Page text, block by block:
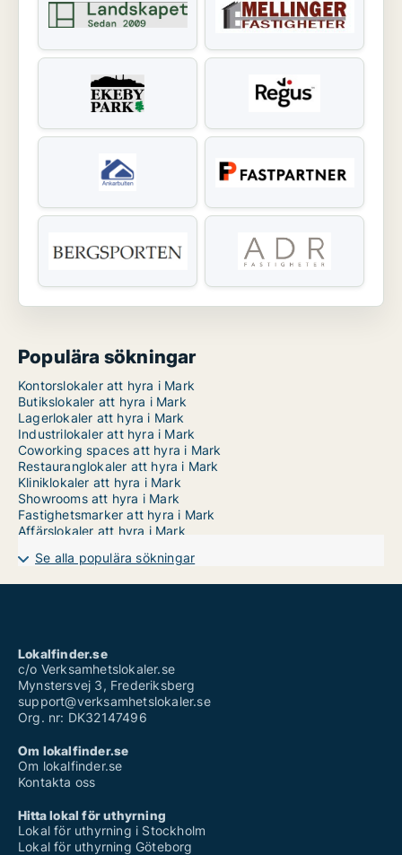
Populära sökningar
Kontorslokaler att hyra i Mark
Butikslokaler att hyra i Mark
Lagerlokaler att hyra i Mark
Industrilokaler att hyra i Mark
Coworking spaces att hyra i Mark
Restauranglokaler att hyra i Mark
Kliniklokaler att hyra i Mark
Showrooms att hyra i Mark
Fastighetsmarker att hyra i Mark
Affärslokaler att hyra i Mark
Se alla populära sökningar
Lokalfinder.se
c/o Verksamhetslokaler.se
Mynstersvej 3, Frederiksberg
support@verksamhetslokaler.se
Org. nr: DK32147496
Om lokalfinder.se
Om lokalfinder.se
Kontakta oss
Hitta lokal för uthyrning
Lokal för uthyrning i Stockholm
Lokal för uthyrning Göteborg